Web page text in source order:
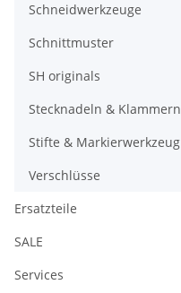
Schneidwerkzeuge
Schnittmuster
SH originals
Stecknadeln & Klammern
Stifte & Markierwerkzeug
Verschlüsse
Ersatzteile
SALE
Services